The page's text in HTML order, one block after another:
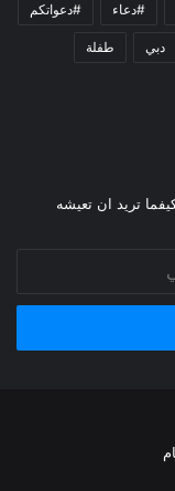
#دعاء #دعواتكم
دبي طفلة
تريد ان تعيشه